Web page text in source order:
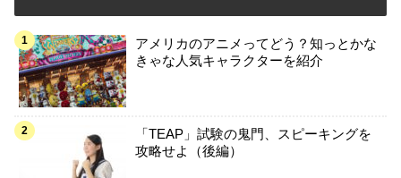
アメリカのアニメってどう？知っとかな
きゃな人気キャラクターを紹介
「TEAP」試験の鬼門、スピーキングを
攻略せよ（後編）